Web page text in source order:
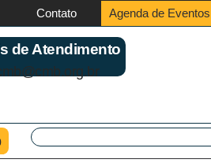
Contato Agenda de Eventos
de Atendimento